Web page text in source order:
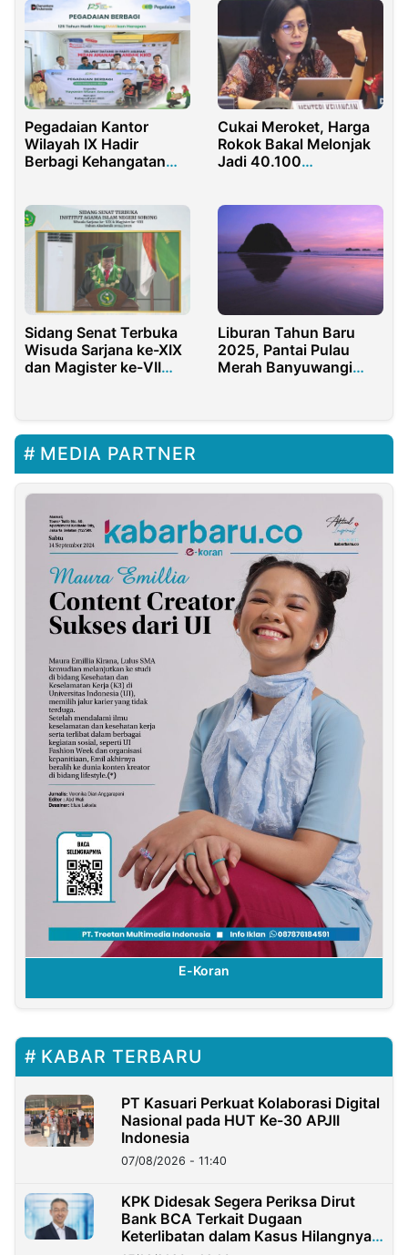
Pegadaian Kantor
Wilayah IX Hadir
Berbagi Kehangatan
Cukai Meroket, Harga
Rokok Bakal Melonjak
Jadi 40.100
Sidang Senat Terbuka
Wisuda Sarjana ke-XIX
dan Magister ke-VII
Liburan Tahun Baru
2025, Pantai Pulau
Merah Banyuwangi
MEDIA PARTNER
E-Koran
KABAR TERBARU
PT Kasuari Perkuat Kolaborasi Digital
Nasional pada HUT Ke-30 APJII
Indonesia
07/08/2026 - 11:40
KPK Didesak Segera Periksa Dirut
Bank BCA Terkait Dugaan
Keterlibatan dalam Kasus Hilangnya